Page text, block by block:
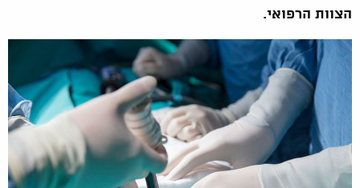
הצוות הרפואי.